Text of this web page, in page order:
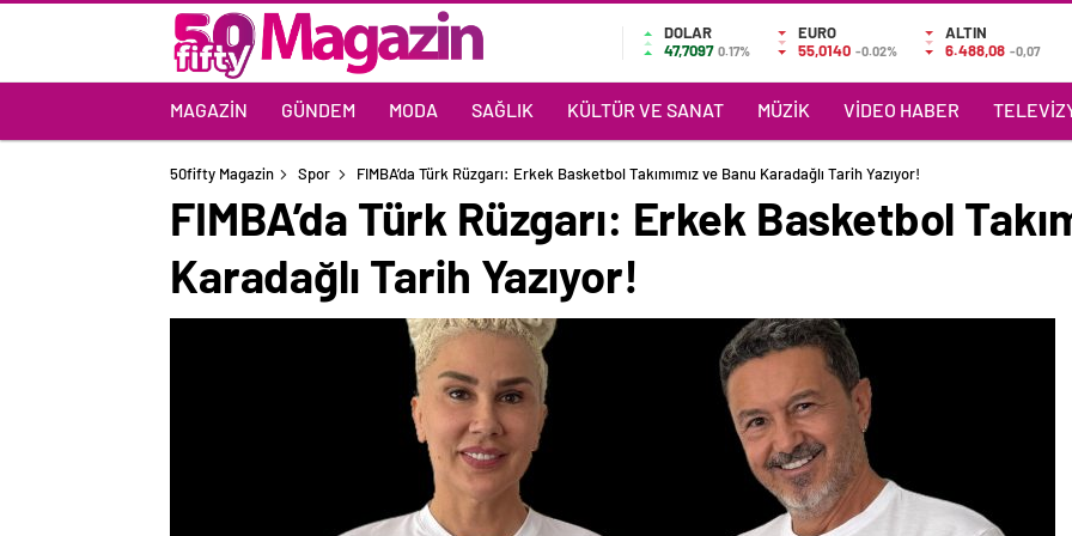
DOLAR
47,7097 0.17%
EURO
55,0140 -0.02%
ALTIN
6.488,08 -0,07
MAGAZIN GÜNDEM MODA SAĞLIK KÜLTÜR VE SANAT MÜZIK VIDEO HABER
50fifty Magazin Spor FIMBA’da Türk Rüzgarı: Erkek Basketbol Takımımız ve Banu Karadağlı Tarih Yazıyor!
FIMBA’da Türk Rüzgarı: Erkek Basketbol
Karadağlı Tarih Yazıyor!